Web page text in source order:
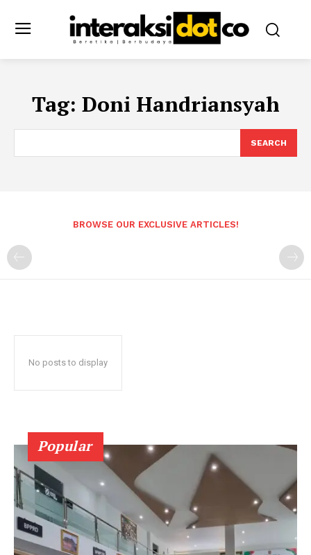
Tag: Doni Handriansyah
SEARCH
BROWSE OUR EXCLUSIVE ARTICLES!
No posts to display
Popular